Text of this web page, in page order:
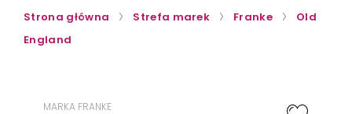
Strona główna Strefa marek Franke
Old
England
MARKA FRANKE